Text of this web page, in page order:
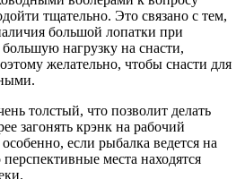
тщательно. Это связано с тем,
большой лопатки при
нагрузку на снасти,
желательно, чтобы снасти для
толстый, что позволит делать
загонять крэнк на рабочий
если рыбалка ведется на
места находятся